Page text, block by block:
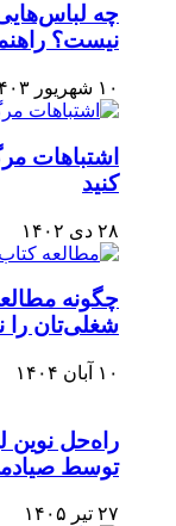
چه
نیست؟
۱۰ شهریور ۱۴۰۳
اشتباهات
کنید
۲۸ دی ۱۴۰۲
چگونه
شغلی‌تان را
۱۰ آبان ۱۴۰۴
راه‌حل نوین
توسط
۲۷ تیر ۱۴۰۵